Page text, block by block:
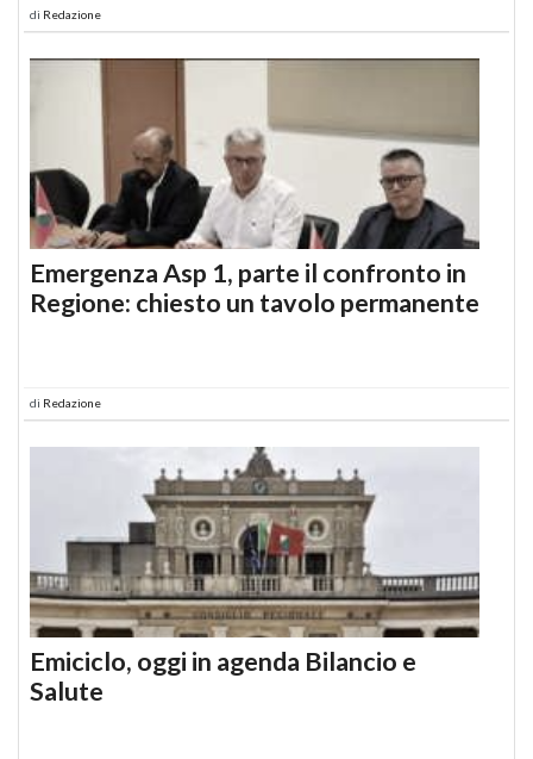
di Redazione
Emergenza Asp 1, parte il confronto in
Regione: chiesto un tavolo permanente
di Redazione
Emiciclo, oggi in agenda Bilancio e
Salute